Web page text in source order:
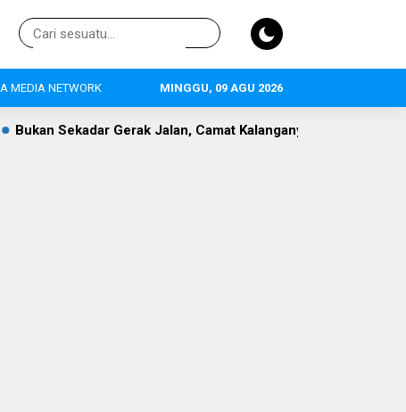
MEDIA NETWORK MINGGU, 09 AGU 2026
Camat Kalanganyar Bangun Semangat Nasionalisme Pelajar